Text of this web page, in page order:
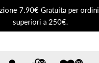
7.90€ Gratuita per ordini
superiori a 250€.